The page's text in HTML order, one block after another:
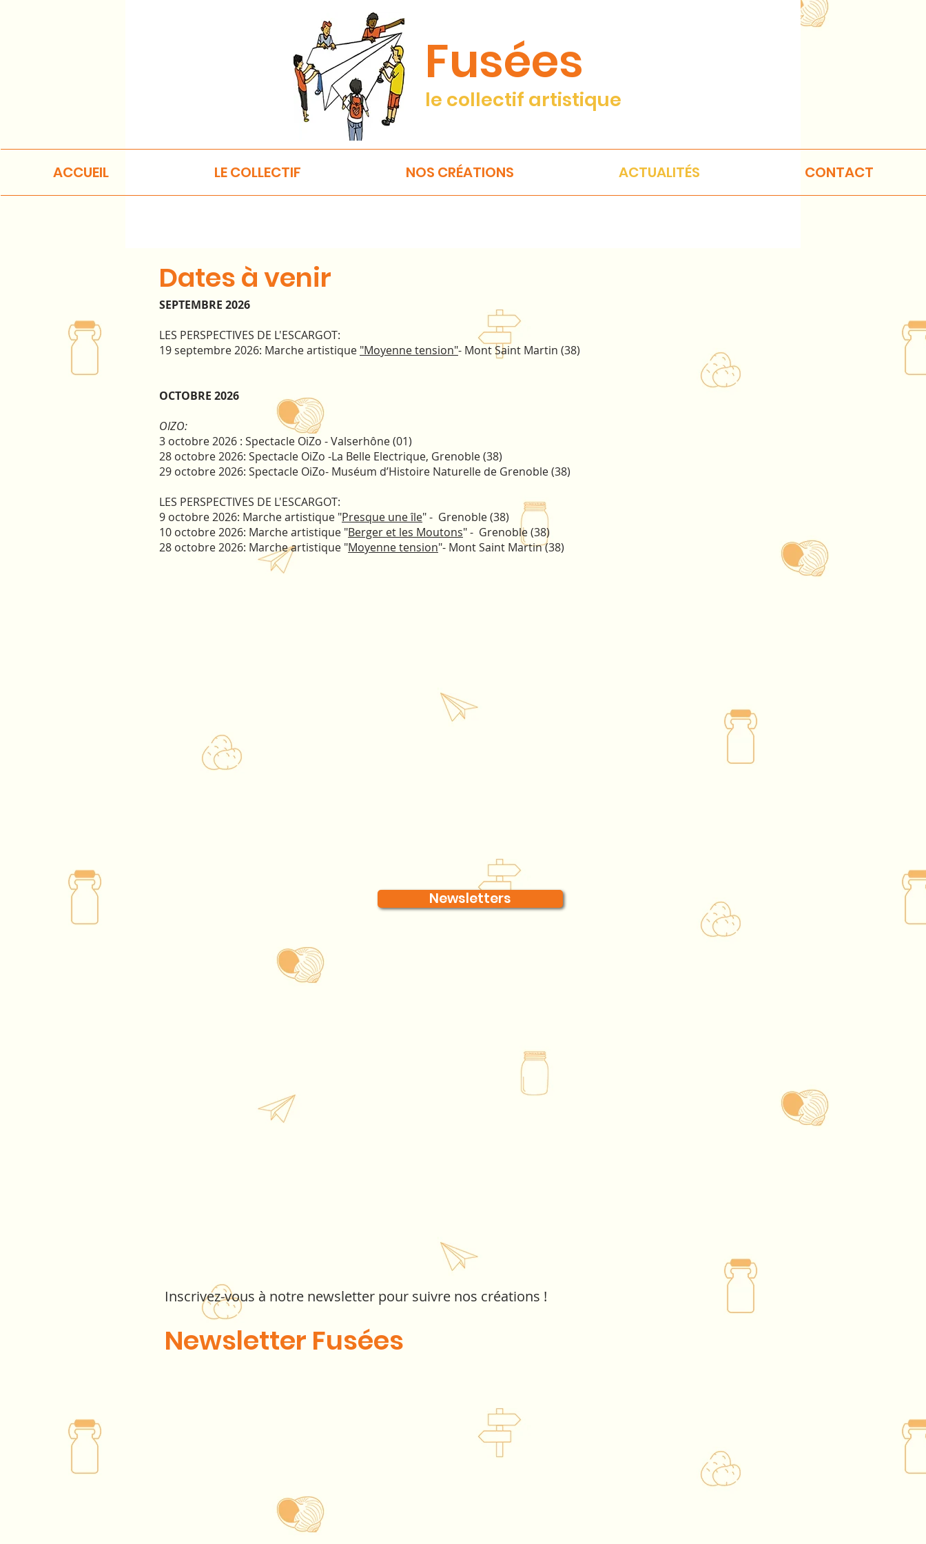
Fusées
le collectif artistique
ACCUEIL LE COLLECTIF NOS CRÉATIONS ACTUALITÉS CONTACT
Dates à venir
SEPTEMBRE 2026
LES PERSPECTIVES DE L'ESCARGOT:
19 septembre 2026: Marche artistique "Moyenne tension"- Mont Saint Martin (38)
OCTOBRE 2026
OIZO:
3 octobre 2026 : Spectacle OiZo - Valserhône (01)
28 octobre 2026: Spectacle OiZo -La Belle Electrique, Grenoble (38)
29 octobre 2026: Spectacle OiZo- Muséum d’Histoire Naturelle de Grenoble (38)
LES PERSPECTIVES DE L'ESCARGOT:
9 octobre 2026: Marche artistique "Presque une île" - Grenoble (38)
10 octobre 2026: Marche artistique "Berger et les Moutons" - Grenoble (38)
28 octobre 2026: Marche artistique "Moyenne tension"- Mont Saint Martin (38)
Newsletters
Inscrivez-vous à notre newsletter pour suivre nos créations !
Newsletter Fusées